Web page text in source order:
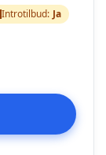
Introtilbud: Ja